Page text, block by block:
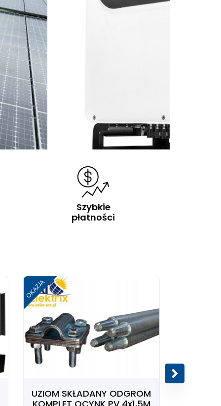
Szybkie
płatności
OKAZJA
UZIOM SKŁADANY ODGROM